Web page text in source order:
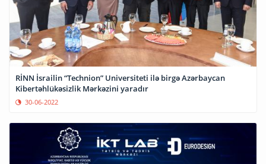
RİNN İsrailin “Technion” Universiteti ilə birgə Azərbaycan
30-06-2022